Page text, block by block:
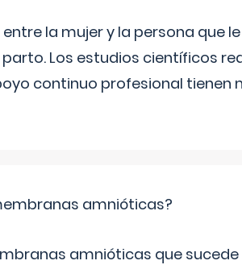
la mujer y la persona que
Los estudios científicos
continuo profesional tienen
amnióticas?
amnióticas que